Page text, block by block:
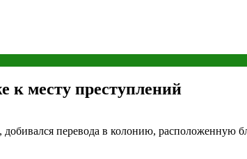
к месту преступлений
перевода в колонию, расположенную